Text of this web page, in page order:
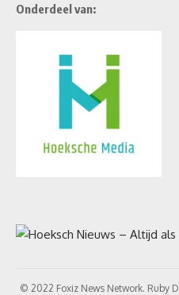
Onderdeel van:
© 2022 Foxiz News Network. Ruby